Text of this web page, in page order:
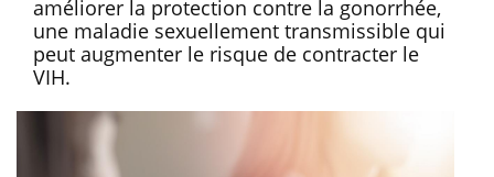
améliorer la protection contre la gonorrhée,
une maladie sexuellement transmissible qui
peut augmenter le risque de contracter le
VIH.